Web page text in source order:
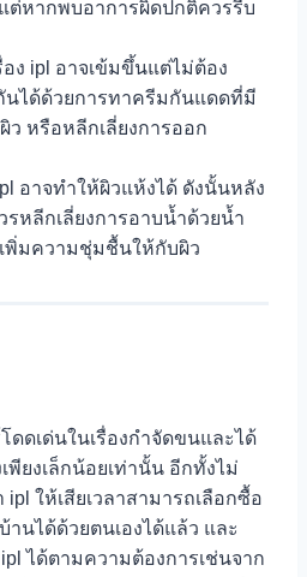
ต่หากพบอาการผิดปกติควรรีบ
ง ipl อาจเข้มขึ้นแต่ไม่ต้อง
นได้ด้วยการทาครีมกันแดดที่มี
ว หรือหลีกเลี่ยงการออก
อาจทำให้ผิวแห้งได้ ดังนั้นหลัง
รหลีกเลี่ยงการอาบน้ำด้วยน้ำ
พิ่มความชุ่มชื้นให้กับผิว
ดดเด่นในเรื่องกำจัดขนและได้
พียงเล็กน้อยเท่านั้น อีกทั้งไม่
ipl ให้เสียเวลาสามารถเลือกซื้อ
นได้ด้วยตนเองได้แล้ว และ
ได้ตามความต้องการเช่นจาก